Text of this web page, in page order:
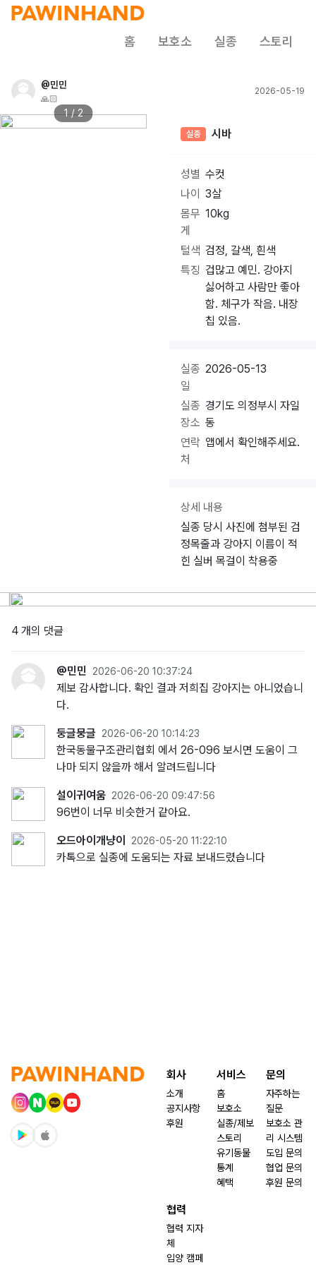
홈 보호소 실종 스토리
@민민
🙏🏻
2026-05-19
1 / 2
실종 시바
성별 수컷
나이
3살
몸무
게
10kg
털색 검정, 갈색, 흰색
특징 겁많고 예민. 강아지
싫어하고 사람만 좋아
함. 체구가 작음. 내장
칩 있음.
실종
일
2026-05-13
실종
장소
경기도 의정부시 자일
동
연락
처
앱에서 확인해주세요.
상세 내용
실종 당시 사진에 첨부된 검
정목줄과 강아지 이름이 적
힌 실버 목걸이 착용중
4 개의 댓글
@민민 2026-06-20 10:37:24
제보 감사합니다. 확인 결과 저희집 강아지는 아니었습니
다.
둥글뭉글 2026-06-20 10:14:23
한국동물구조관리협회 에서 26-096 보시면 도움이 그
나마 되지 않을까 해서 알려드립니다
설이귀여움 2026-06-20 09:47:56
96번이 너무 비슷한거 같아요.
오드아이개냥이 2026-05-20 11:22:10
카톡으로 실종에 도움되는 자료 보내드렸습니다
회사
소개
공지사항
후원
서비스
홈
보호소
실종/제보
스토리
유기동물
통계
혜택
문의
자주하는
질문
보호소 관
리 시스템
도입 문의
협업 문의
후원 문의
협력
협력 지자
체
입양 캠페